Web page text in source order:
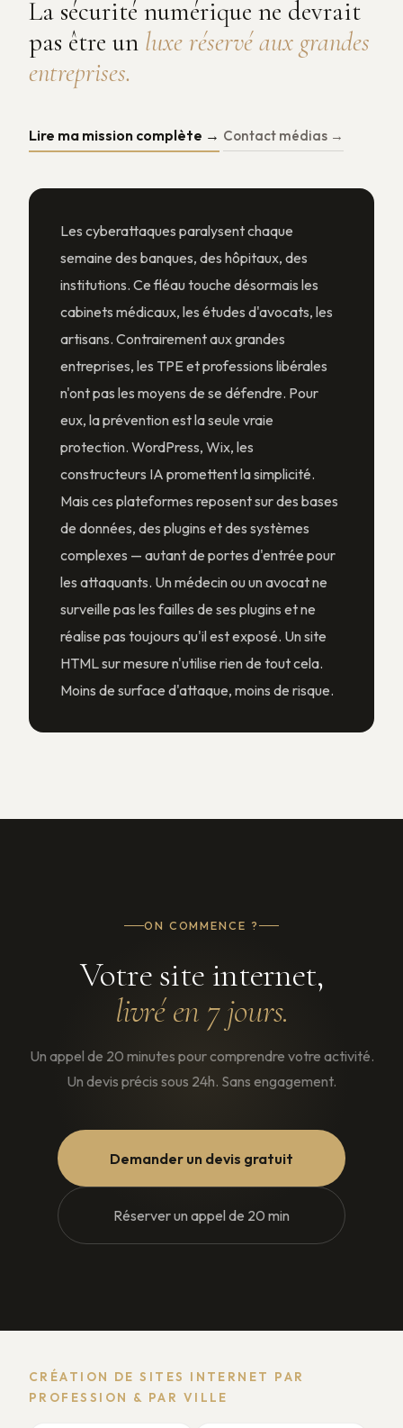
La sécurité numérique ne devrait
pas être un luxe réservé aux grandes
entreprises.
Lire ma mission complète → Contact médias →
Les cyberattaques paralysent chaque
semaine des banques, des hôpitaux, des
institutions. Ce fléau touche désormais les
cabinets médicaux, les études d'avocats, les
artisans. Contrairement aux grandes
entreprises, les TPE et professions libérales
n'ont pas les moyens de se défendre. Pour
eux, la prévention est la seule vraie
protection. WordPress, Wix, les
constructeurs IA promettent la simplicité.
Mais ces plateformes reposent sur des bases
de données, des plugins et des systèmes
complexes — autant de portes d'entrée pour
les attaquants. Un médecin ou un avocat ne
surveille pas les failles de ses plugins et ne
réalise pas toujours qu'il est exposé. Un site
HTML sur mesure n'utilise rien de tout cela.
Moins de surface d'attaque, moins de risque.
ON COMMENCE ?
Votre site internet,
livré en 7 jours.
Un appel de 20 minutes pour comprendre votre activité.
Un devis précis sous 24h. Sans engagement.
Demander un devis gratuit
Réserver un appel de 20 min
CRÉATION DE SITES INTERNET PAR
PROFESSION & PAR VILLE